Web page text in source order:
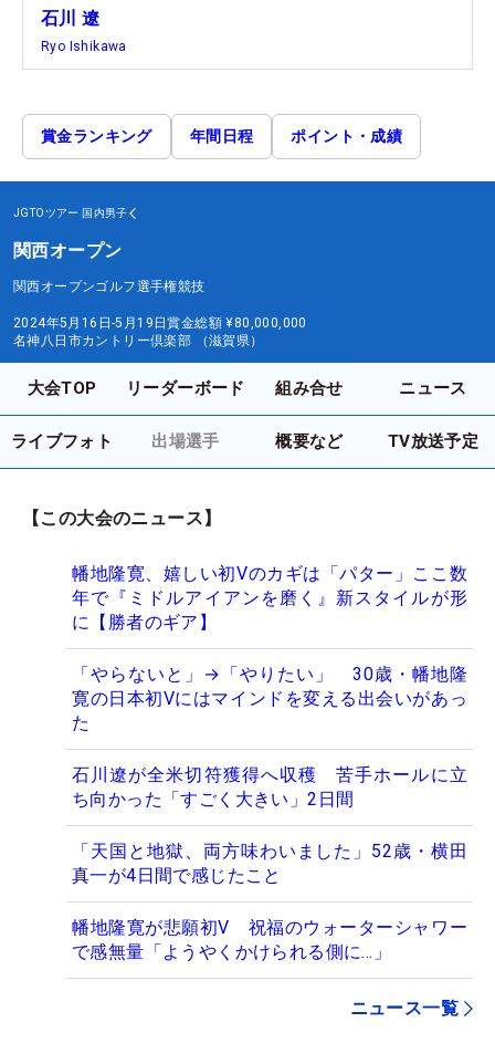
石川 遼
Ryo Ishikawa
賞金ランキング 年間日程 ポイント・成績
JGTOツアー 国内男子
関西オープン
関西オープンゴルフ選手権競技
2024年5月16日-5月19日賞金総額 ¥80,000,000
名神八日市カントリー倶楽部 （滋賀県）
大会TOP リーダーボード 組み合せ ニュース
ライブフォト 出場選手 概要など TV放送予定
【この大会のニュース】
幡地隆寛、嬉しい初Vのカギは「パター」ここ数
年で『ミドルアイアンを磨く』新スタイルが形
に【勝者のギア】
「やらないと」→「やりたい」 30歳・幡地隆
寛の日本初Vにはマインドを変える出会いがあっ
た
石川遼が全米切符獲得へ収穫 苦手ホールに立
ち向かった「すごく大きい」2日間
「天国と地獄、両方味わいました」52歳・横田
真一が4日間で感じたこと
幡地隆寛が悲願初V 祝福のウォーターシャワー
で感無量「ようやくかけられる側に…」
ニュース一覧